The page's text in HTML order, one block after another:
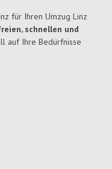
für Ihren Umzug Linz
schnellen und
auf Ihre Bedürfnisse